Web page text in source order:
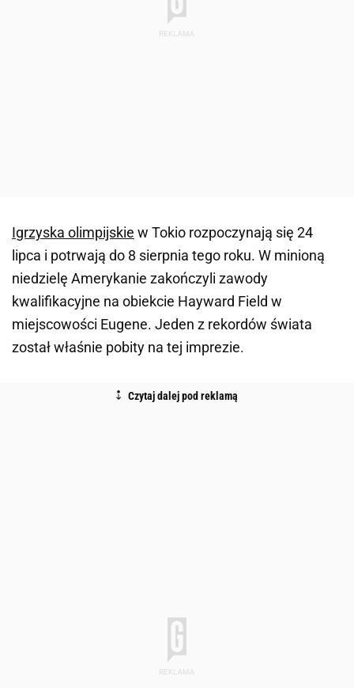
Igrzyska olimpijskie w Tokio rozpoczynają się 24
lipca i potrwają do 8 sierpnia tego roku. W minioną
niedzielę Amerykanie zakończyli zawody
kwalifikacyjne na obiekcie Hayward Field w
miejscowości Eugene. Jeden z rekordów świata
został właśnie pobity na tej imprezie.